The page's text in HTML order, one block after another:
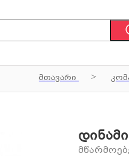
მთავარი